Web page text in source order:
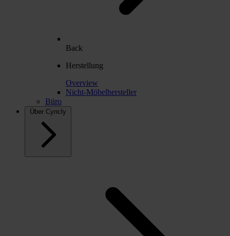
Back
Herstellung
Overview
Nicht-Möbelhersteller
Büro
Über Cyncly